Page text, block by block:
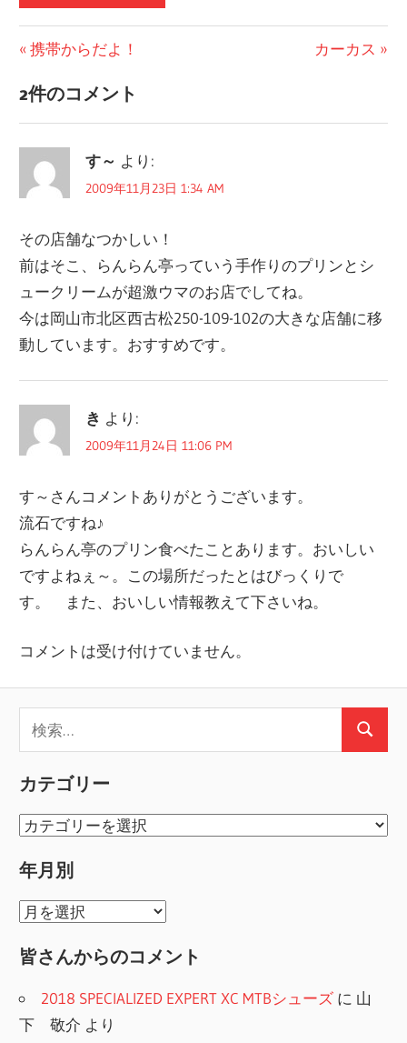
投
稿
ナ
ビ
ゲ
ー
シ
ョ
ン
前
投
稿:
携帯からだよ！
次
稿:
カーカス
2件のコメント
す～ より:
2009年11月23日 1:34 AM
その店舗なつかしい！
前はそこ、らんらん亭っていう手作りのプリンとシ
ュークリームが超激ウマのお店でしてね。
今は岡山市北区西古松250-109-102の大きな店舗に移
動しています。おすすめです。
き より:
2009年11月24日 11:06 PM
す～さんコメントありがとうございます。
流石ですね♪
らんらん亭のプリン食べたことあります。おいしい
ですよねぇ～。この場所だったとはびっくりで
す。 また、おいしい情報教えて下さいね。
コメントは受け付けていません。
検
カテゴリー
カ
ゴ
リ
ー
年月別
年
別
皆さんからのコメント
2018 SPECIALIZED EXPERT XC MTBシューズ に 山
下 敬介 より